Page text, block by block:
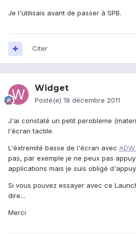
Je l'utilisais avant de passer à SPB.
Citer
Widget
Posté(e) 18 décembre 2011
J'ai constaté un petit perobleme
l'écran tactile.
L'éxtremité basse de l'écran avec
pas, par exemple je ne peux pas
applications mais je suis obligé
Si vous pouvez essayer avec ce
dire...
Merci